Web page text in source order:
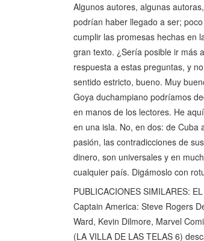
Algunos autores, algunas
podrían haber llegado a ser;
cumplir las promesas hechas en
gran texto. ¿Sería posible ir más
respuesta a estas preguntas, y
sentido estricto, bueno. Muy
Goya duchampiano podríamos
en manos de los lectores. He
en una isla. No, en dos: de
pasión, las contradicciones de
dinero, son universales y en
cualquier país. Digámoslo con
PUBLICACIONES SIMILARES:
Captain America: Steve Rogers
Ward, Kevin Dilmore, Marvel
(LA VILLA DE LAS TELAS 6)